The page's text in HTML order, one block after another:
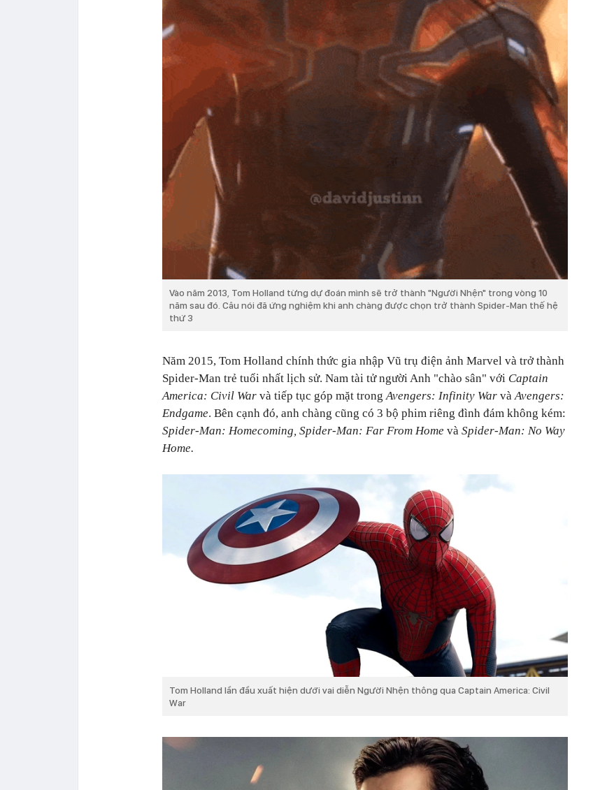
Vào năm 2013, Tom Holland từng dự đoán mình sẽ trở thành "Người Nhện" trong vòng 10
năm sau đó. Câu nói đã ứng nghiệm khi anh chàng được chọn trở thành Spider-Man thế hệ
thứ 3
Năm 2015, Tom Holland chính thức gia nhập Vũ trụ điện ảnh Marvel và trở thành
Spider-Man trẻ tuổi nhất lịch sử. Nam tài tử người Anh "chào sân" với Captain
America: Civil War và tiếp tục góp mặt trongAvengers: Infinity War vàAvengers:
Endgame. Bên cạnh đó, anh chàng cũng có 3 bộ phim riêng đình đám không kém:
Spider-Man: Homecoming, Spider-Man: Far From Home và Spider-Man: No Way
Home.
Tom Holland lần đầu xuất hiện dưới vai diễn Người Nhện thông qua Captain America: Civil
War